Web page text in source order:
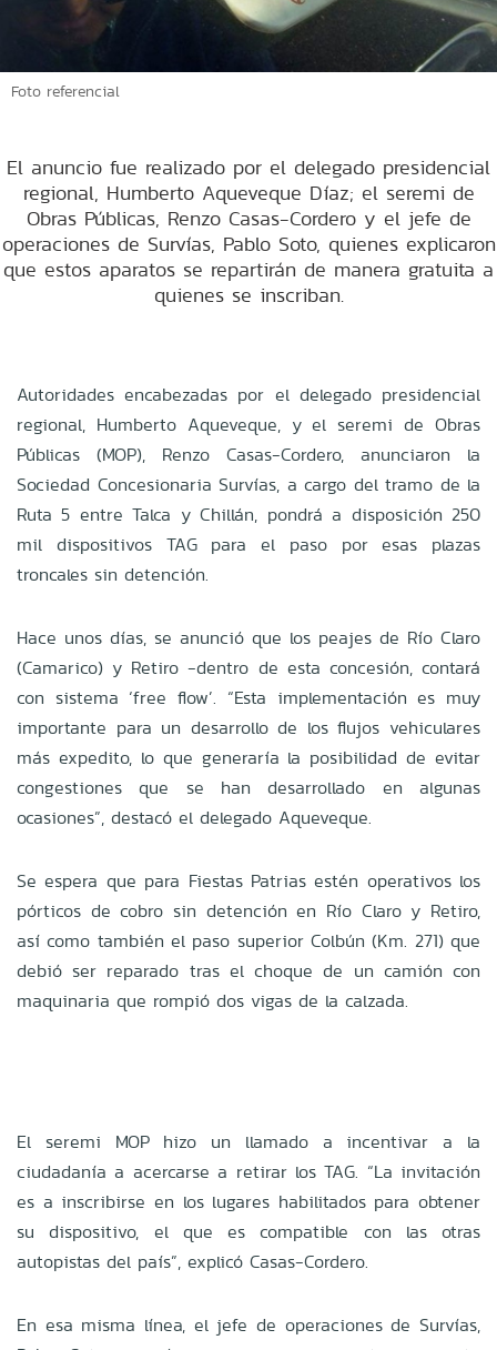
Foto referencial
El anuncio fue realizado por el delegado presidencial
regional, Humberto Aqueveque Díaz; el seremi de
Obras Públicas, Renzo Casas-Cordero y el jefe de
operaciones de Survías, Pablo Soto, quienes explicaron
que estos aparatos se repartirán de manera gratuita a
quienes se inscriban.
Autoridades encabezadas por el delegado presidencial
regional, Humberto Aqueveque, y el seremi de Obras
Públicas (MOP), Renzo Casas-Cordero, anunciaron la
Sociedad Concesionaria Survías, a cargo del tramo de la
Ruta 5 entre Talca y Chillán, pondrá a disposición 250
mil dispositivos TAG para el paso por esas plazas
troncales sin detención.
Hace unos días, se anunció que los peajes de Río Claro
(Camarico) y Retiro -dentro de esta concesión, contará
con sistema ‘free flow’. “Esta implementación es muy
importante para un desarrollo de los flujos vehiculares
más expedito, lo que generaría la posibilidad de evitar
congestiones que se han desarrollado en algunas
ocasiones”, destacó el delegado Aqueveque.
Se espera que para Fiestas Patrias estén operativos los
pórticos de cobro sin detención en Río Claro y Retiro,
así como también el paso superior Colbún (Km. 271) que
debió ser reparado tras el choque de un camión con
maquinaria que rompió dos vigas de la calzada.
El seremi MOP hizo un llamado a incentivar a la
ciudadanía a acercarse a retirar los TAG. “La invitación
es a inscribirse en los lugares habilitados para obtener
su dispositivo, el que es compatible con las otras
autopistas del país”, explicó Casas-Cordero.
En esa misma línea, el jefe de operaciones de Survías,